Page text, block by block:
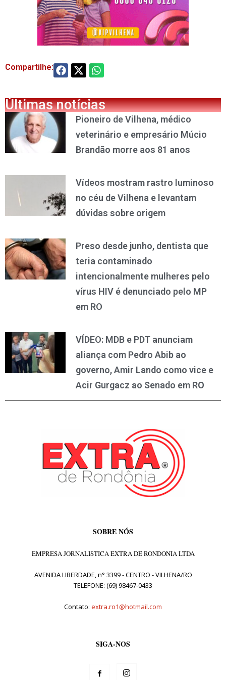
Compartilhe:
Últimas notícias
Pioneiro de Vilhena, médico
veterinário e empresário Múcio
Brandão morre aos 81 anos
Vídeos mostram rastro luminoso
no céu de Vilhena e levantam
dúvidas sobre origem
Preso desde junho, dentista que
teria contaminado
intencionalmente mulheres pelo
vírus HIV é denunciado pelo MP
em RO
VÍDEO: MDB e PDT anunciam
aliança com Pedro Abib ao
governo, Amir Lando como vice e
Acir Gurgacz ao Senado em RO
SOBRE NÓS
EMPRESA JORNALISTICA EXTRA DE RONDONIA LTDA
AVENIDA LIBERDADE, n° 3399 - CENTRO - VILHENA/RO
TELEFONE: (69) 98467-0433
Contato: extra.ro1@hotmail.com
SIGA-NOS